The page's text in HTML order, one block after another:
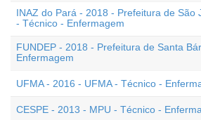
INAZ do Pará - 2018 - Prefeitura de São
- Técnico - Enfermagem
FUNDEP - 2018 - Prefeitura de Santa
Enfermagem
UFMA - 2016 - UFMA - Técnico -
CESPE - 2013 - MPU - Técnico -